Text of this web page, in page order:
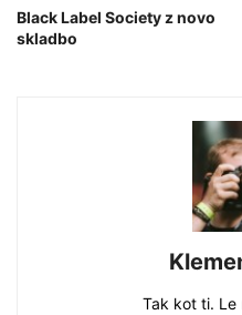
Black Label Society z novo
skladbo
Tak kot ti. Le